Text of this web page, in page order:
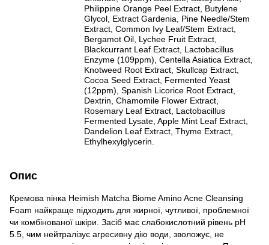
Philippine Orange Peel Extract, Butylene
Glycol, Extract Gardenia, Pine Needle/Stem
Extract, Common Ivy Leaf/Stem Extract,
Bergamot Oil, Lychee Fruit Extract,
Blackcurrant Leaf Extract, Lactobacillus
Enzyme (109ppm), Centella Asiatica Extract,
Knotweed Root Extract, Skullcap Extract,
Cocoa Seed Extract, Fermented Yeast
(12ppm), Spanish Licorice Root Extract,
Dextrin, Chamomile Flower Extract,
Rosemary Leaf Extract, Lactobacillus
Fermented Lysate, Apple Mint Leaf Extract,
Dandelion Leaf Extract, Thyme Extract,
Ethylhexylglycerin.
Опис
Кремова пінка Heimish Matcha Biome Amino Acne Cleansing
Foam найкраще підходить для жирної, чутливої, проблемної
чи комбінованої шкіри. Засіб має слабокислотний рівень pH
5.5, чим нейтралізує агресивну дію води, зволожує, не